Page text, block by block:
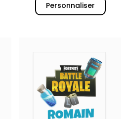
Personnaliser